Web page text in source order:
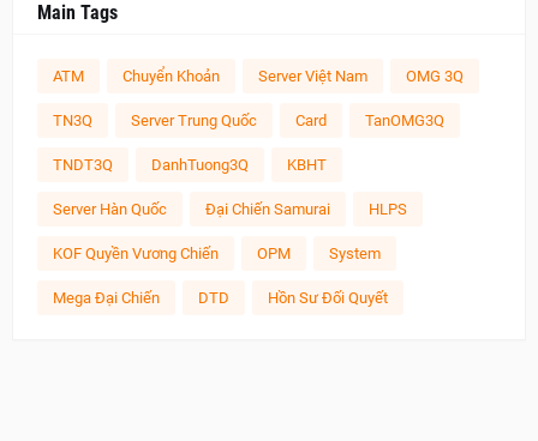
Main Tags
ATM Chuyển Khoản Server Việt Nam OMG 3Q
TN3Q Server Trung Quốc Card TanOMG3Q
TNDT3Q DanhTuong3Q KBHT
Server Hàn Quốc Đại Chiến Samurai HLPS
KOF Quyền Vương Chiến OPM System
Mega Đại Chiến DTD Hồn Sư Đối Quyết